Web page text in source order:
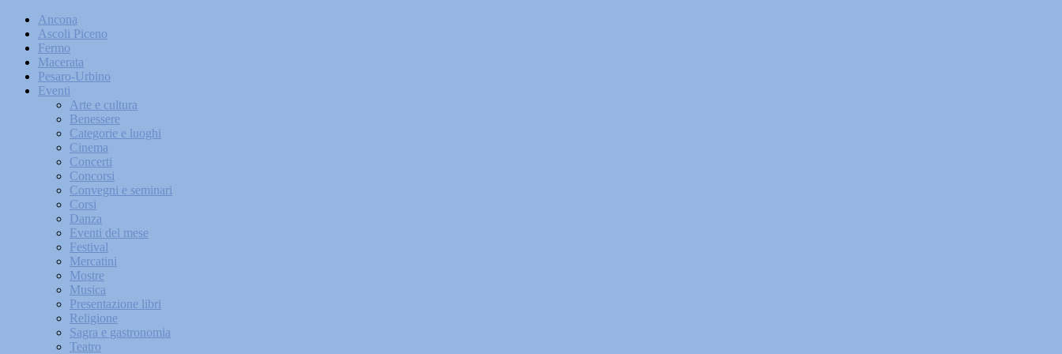
Ancona
Ascoli Piceno
Fermo
Macerata
Pesaro-Urbino
Eventi
Arte e cultura
Benessere
Categorie e luoghi
Cinema
Concerti
Concorsi
Convegni e seminari
Corsi
Danza
Eventi del mese
Festival
Mercatini
Mostre
Musica
Presentazione libri
Religione
Sagra e gastronomia
Teatro